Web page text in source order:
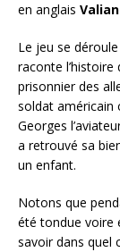
en anglais
Le jeu se
raconte
prisonnier des
soldat américain
Georges
a retrouvé sa
un enfant.
Notons que
été tondue voire
savoir dans quel